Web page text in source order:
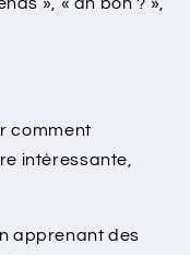
comment
intéressante,
apprenant des